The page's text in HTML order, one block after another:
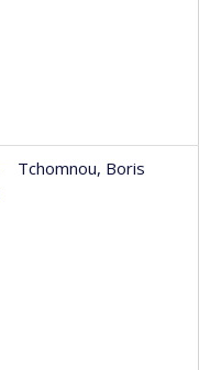
Tchomnou, Boris